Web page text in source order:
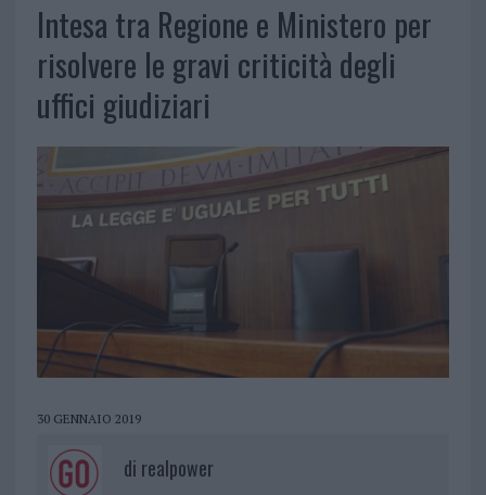
Intesa tra Regione e Ministero per
risolvere le gravi criticità degli
uffici giudiziari
30 GENNAIO 2019
di realpower